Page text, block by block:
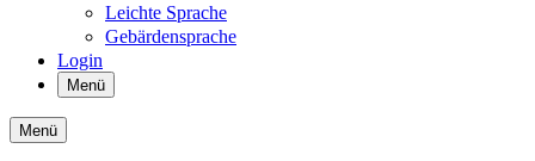
Leichte Sprache
Gebärdensprache
Login
Menü
Menü